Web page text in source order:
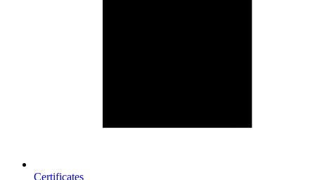
Certificates